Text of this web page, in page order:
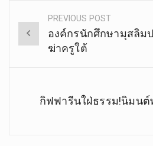
Post
navigation
PREVIOUS POST
องค์กรนักศึกษามุสลิม
ฆ่าครูใต้
กิฟฟารีนใฝ่ธรรม!นิมนต์พ